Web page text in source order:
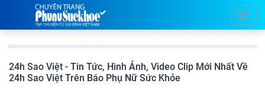
24h Sao Việt - Tin Tức, Hình Ảnh, Video Clip Mới Nhất Về
24h Sao Việt Trên Báo Phụ Nữ Sức Khỏe